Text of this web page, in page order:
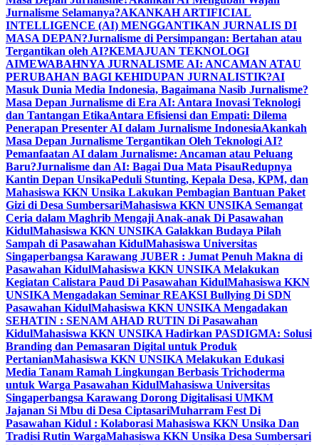
Jurnalisme Selamanya?AKANKAH ARTIFICIAL
INTELLIGENCE (AI) MENGGANTIKAN JURNALIS DI
MASA DEPAN?Jurnalisme di Persimpangan: Bertahan atau
Tergantikan oleh AI?KEMAJUAN TEKNOLOGI
AIMEWABAHNYA JURNALISME AI: ANCAMAN ATAU
PERUBAHAN BAGI KEHIDUPAN JURNALISTIK?AI
Masuk Dunia Media Indonesia, Bagaimana Nasib Jurnalisme?
Masa Depan Jurnalisme di Era AI: Antara Inovasi Teknologi
dan Tantangan EtikaAntara Efisiensi dan Empati: Dilema
Penerapan Presenter AI dalam Jurnalisme IndonesiaAkankah
Masa Depan Jurnalisme Tergantikan Oleh Teknologi AI?
Pemanfaatan AI dalam Jurnalisme: Ancaman atau Peluang
Baru?Jurnalisme dan AI: Bagai Dua Mata PisauRedupnya
Kantin Depan UnsikaPeduli Stunting, Kepala Desa, KPM, dan
Mahasiswa KKN Unsika Lakukan Pembagian Bantuan Paket
Gizi di Desa SumbersariMahasiswa KKN UNSIKA Semangat
Ceria dalam Maghrib Mengaji Anak-anak Di Pasawahan
KidulMahasiswa KKN UNSIKA Galakkan Budaya Pilah
Sampah di Pasawahan KidulMahasiswa Universitas
Singaperbangsa Karawang JUBER : Jumat Penuh Makna di
Pasawahan KidulMahasiswa KKN UNSIKA Melakukan
Kegiatan Calistara Paud Di Pasawahan KidulMahasiswa KKN
UNSIKA Mengadakan Seminar REAKSI Bullying Di SDN
Pasawahan KidulMahasiswa KKN UNSIKA Mengadakan
SEHATIN : SENAM AHAD RUTIN Di Pasawahan
KidulMahasiswa KKN UNSIKA Hadirkan PASDIGMA: Solusi
Branding dan Pemasaran Digital untuk Produk
PertanianMahasiswa KKN UNSIKA Melakukan Edukasi
Media Tanam Ramah Lingkungan Berbasis Trichoderma
untuk Warga Pasawahan KidulMahasiswa Universitas
Singaperbangsa Karawang Dorong Digitalisasi UMKM
Jajanan Si Mbu di Desa CiptasariMuharram Fest Di
Pasawahan Kidul : Kolaborasi Mahasiswa KKN Unsika Dan
Tradisi Rutin WargaMahasiswa KKN Unsika Desa Sumbersari